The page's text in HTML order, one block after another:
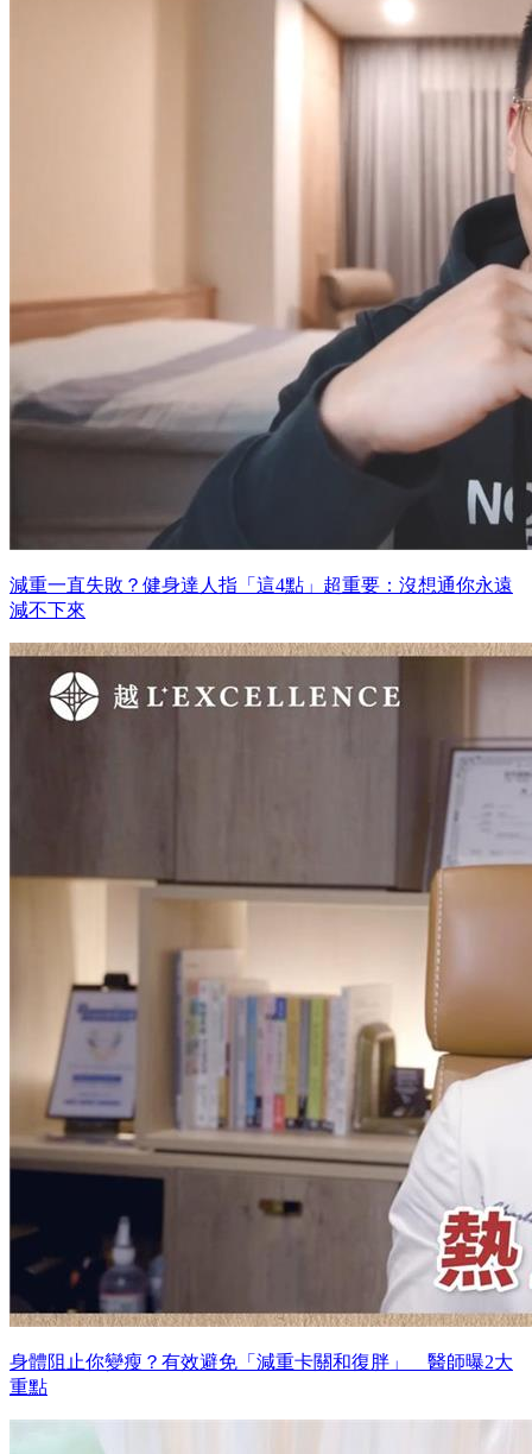
減重一直失敗？健身達人指「這4點」超重要：沒想通你永遠
減不下來
身體阻止你變瘦？有效避免「減重卡關和復胖」 醫師曝2大
重點